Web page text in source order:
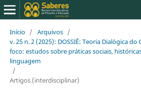
Início / Arquivos /
v. 25 n. 2 (2025): DOSSIÊ: Teoria Dialógica
foco: estudos sobre práticas sociais,
linguagem
/
Artigos (interdisciplinar)